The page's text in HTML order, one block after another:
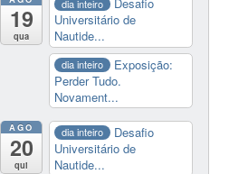
19
qua
dia inteiro
Universitário de
Nautide...
dia inteiro
Exposição:
Perder Tudo.
Novament...
AGO
20
qui
dia inteiro
Desafio
Universitário de
Nautide...